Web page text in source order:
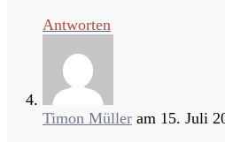
Antworten
Timon Müller am 15. Juli